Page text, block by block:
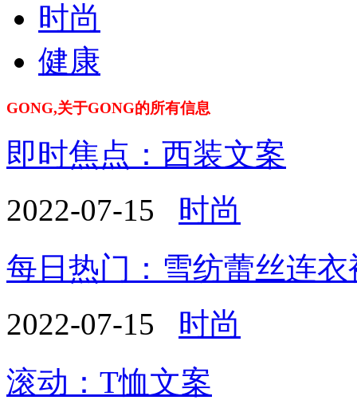
时尚
健康
GONG,关于GONG的所有信息
即时焦点：西装文案
2022-07-15 时尚
每日热门：雪纺蕾丝连衣
2022-07-15 时尚
滚动：T恤文案